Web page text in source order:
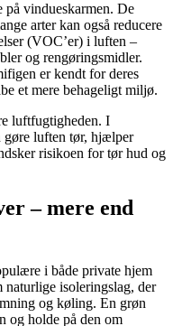
på vindueskarmen. De
arter kan også reducere
(VOC’er) i luften –
og rengøringsmidler.
er kendt for deres
et mere behageligt miljø.
luftfugtigheden. I
gøre luften tør, hjælper
risikoen for tør hud og
– mere end
i både private hjem
naturlige isoleringslag, der
og køling. En grøn
og holde på den om